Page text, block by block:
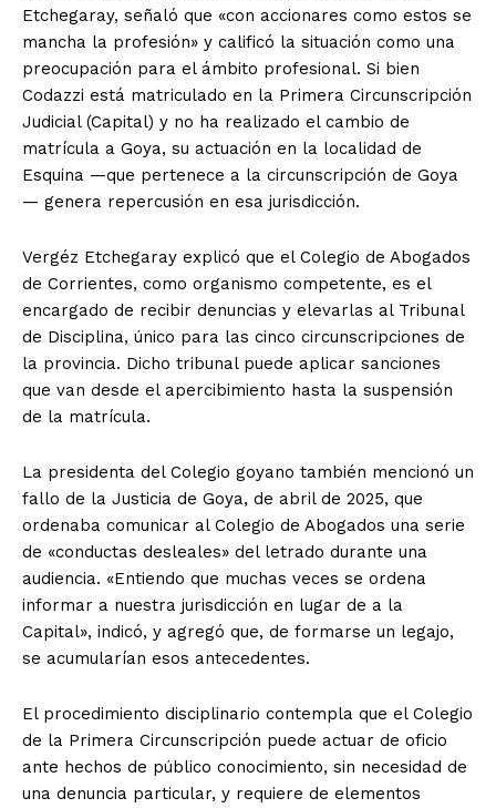
Etchegaray, señaló que «con accionares como estos se
mancha la profesión» y calificó la situación como una
preocupación para el ámbito profesional. Si bien
Codazzi está matriculado en la Primera Circunscripción
Judicial (Capital) y no ha realizado el cambio de
matrícula a Goya, su actuación en la localidad de
Esquina —que pertenece a la circunscripción de Goya
— genera repercusión en esa jurisdicción.
Vergéz Etchegaray explicó que el Colegio de Abogados
de Corrientes, como organismo competente, es el
encargado de recibir denuncias y elevarlas al Tribunal
de Disciplina, único para las cinco circunscripciones de
la provincia. Dicho tribunal puede aplicar sanciones
que van desde el apercibimiento hasta la suspensión
de la matrícula.
La presidenta del Colegio goyano también mencionó un
fallo de la Justicia de Goya, de abril de 2025, que
ordenaba comunicar al Colegio de Abogados una serie
de «conductas desleales» del letrado durante una
audiencia. «Entiendo que muchas veces se ordena
informar a nuestra jurisdicción en lugar de a la
Capital», indicó, y agregó que, de formarse un legajo,
se acumularían esos antecedentes.
El procedimiento disciplinario contempla que el Colegio
de la Primera Circunscripción puede actuar de oficio
ante hechos de público conocimiento, sin necesidad de
una denuncia particular, y requiere de elementos